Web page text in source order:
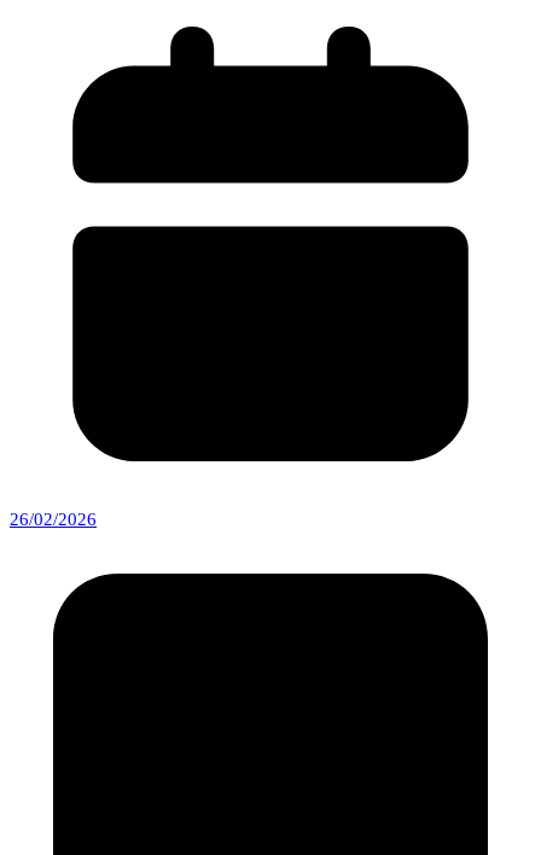
26/02/2026